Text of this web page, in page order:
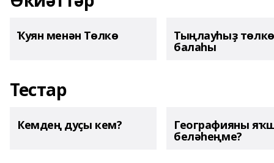
Ҡуян менән Төлкө Тыңлауһыҙ төлкө
балаһы
Тестар
Кемдең дуҫы кем? Географияны
беләһеңме?